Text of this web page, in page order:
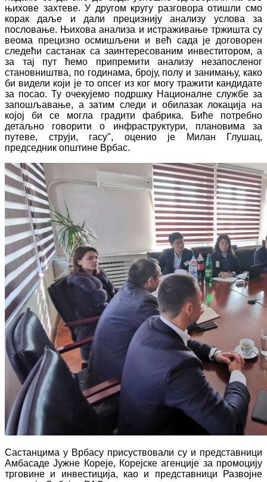
њихове захтеве. У другом кругу разговора отишли смо
корак даље и дали прецизнију анализу услова за
пословање. Њихова анализа и истраживање тржишта су
веома прецизно осмишљени и већ сада је договорен
следећи састанак са заинтересованим инвеститором, а
за тај пут ћемо припремити анализу незапосленог
становништва, по годинама, броју, полу и занимању, како
би видели који је то опсег из ког могу тражити кандидате
за посао. Ту очекујемо подршку Националне службе за
запошљавање, а затим следи и обилазак локација на
којој би се могла градити фабрика. Биће потребно
детаљно говорити о инфраструктури, плановима за
путеве, струји, гасу", оценио је Милан Глушац,
председник општине Врбас.
Састанцима у Врбасу присуствовали су и представници
Амбасаде Јужне Кореје, Корејске агенције за промоцију
трговине и инвестиција, као и представници Развојне